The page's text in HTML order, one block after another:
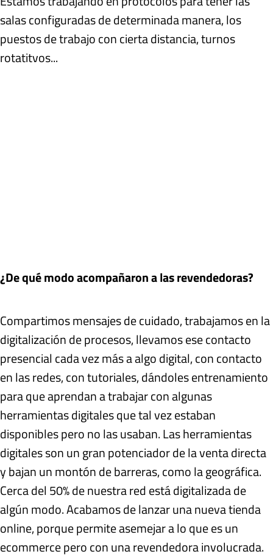
salas configuradas de determinada manera, los
puestos de trabajo con cierta distancia, turnos
rotatitvos...
¿De qué modo acompañaron a las revendedoras?
Compartimos mensajes de cuidado, trabajamos en la
digitalización de procesos, llevamos ese contacto
presencial cada vez más a algo digital, con contacto
en las redes, con tutoriales, dándoles entrenamiento
para que aprendan a trabajar con algunas
herramientas digitales que tal vez estaban
disponibles pero no las usaban. Las herramientas
digitales son un gran potenciador de la venta directa
y bajan un montón de barreras, como la geográfica.
Cerca del 50% de nuestra red está digitalizada de
algún modo. Acabamos de lanzar una nueva tienda
online, porque permite asemejar a lo que es un
ecommerce pero con una revendedora involucrada.